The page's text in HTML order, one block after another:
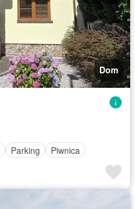
Dom
Parking Piwnica